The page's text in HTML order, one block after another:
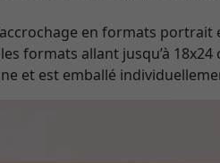
en formats portrait
formats allant jusqu’à 18x24
et est emballé